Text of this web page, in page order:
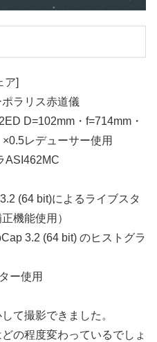
ア]
ラリス赤道儀
D=102mm・f=714mm・
レデューサー使用
ASI462MC
(64 bit)によるライブスタ
機能使用）
3.2 (64 bit) のヒストグラ
ー使用
て撮影できました。
の程度変わっているでしょ